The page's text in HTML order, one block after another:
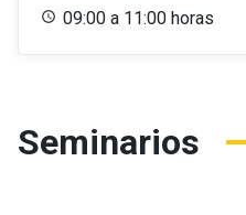
09:00 a 11:00 horas
Seminarios